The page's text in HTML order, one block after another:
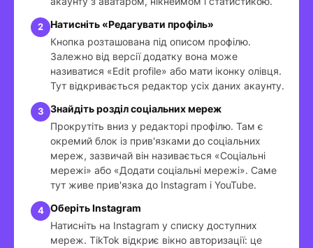
Натисніть «Редагувати профіль»
Кнопка розташована під описом профілю.
Залежно від версії додатку вона може
називатися «Edit profile» або мати іконку олівця.
Тут відкривається редактор усіх даних акаунту.
Знайдіть розділ соціальних мереж
Прокрутіть вниз у редакторі профілю. Там є
окремий блок із прив'язками до соціальних
мереж, зазвичай він називається «Соціальні
мережі» або «Додати соціальні мережі». Саме
тут живе прив'язка до Instagram і YouTube.
Оберіть Instagram
Натисніть на Instagram у списку доступних
мереж. TikTok відкриє вікно авторизації: це